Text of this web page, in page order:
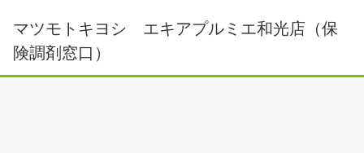
マツモトキヨシ エキアプルミエ和光店（保
険調剤窓口）